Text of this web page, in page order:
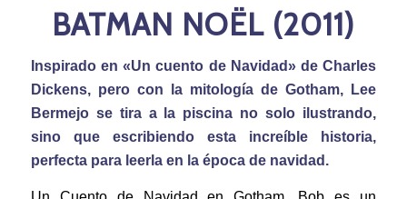
BATMAN NOËL (2011)
Inspirado en «Un cuento de Navidad» de Charles
Dickens, pero con la mitología de Gotham, Lee
Bermejo se tira a la piscina no solo ilustrando,
sino que escribiendo esta increíble historia,
perfecta para leerla en la época de navidad.